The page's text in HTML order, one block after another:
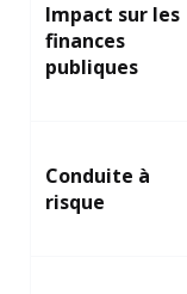
Impact sur les
finances
publiques
Conduite à
risque